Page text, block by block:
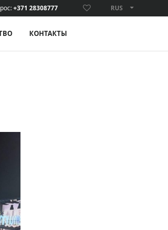
+371 28308777 RUS
ENG
КОНТАКТЫ